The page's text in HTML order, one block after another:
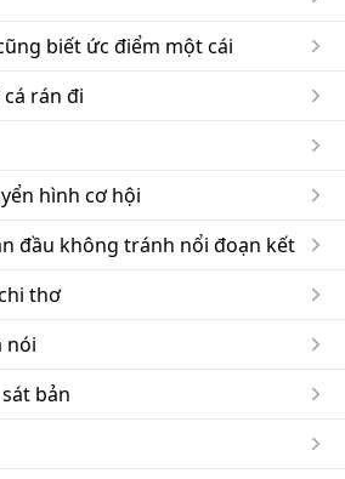
biết ức điểm một cái
cá rán đi
hình cơ hội
đầu không tránh nổi đoạn kết
thơ
nói
bản